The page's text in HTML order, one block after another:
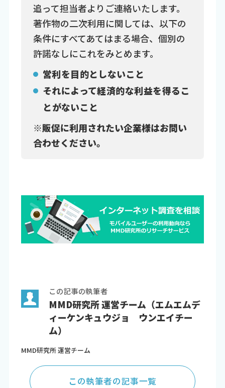
追って担当者よりご連絡いたします。
著作物の二次利用に関しては、以下の
条件にすべてあてはまる場合、個別の
許諾なしにこれをみとめます。
営利を目的としないこと
それによって経済的な利益を得るこ
とがないこと
※販促に利用されたい企業様はお問い
合わせください。
この記事の執筆者
MMD研究所 運営チーム（エムエムデ
ィーケンキュウジョ ウンエイチー
ム）
MMD研究所 運営チーム
この執筆者の記事一覧